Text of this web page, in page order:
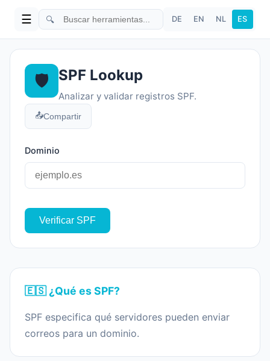
☰ 🔍 DE EN NL ES
🛡️ SPF Lookup
Analizar y validar registros SPF.
📤Compartir
Dominio
Verificar SPF
🇪🇸 ¿Qué es SPF?
SPF especifica qué servidores pueden enviar
correos para un dominio.